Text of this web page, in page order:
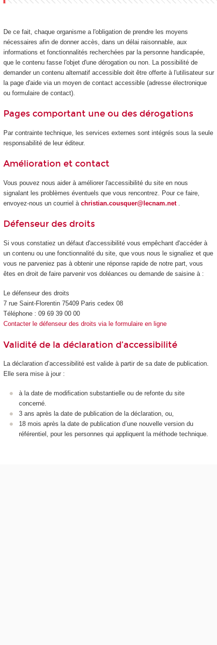
De ce fait, chaque organisme a l'obligation de prendre les moyens
nécessaires afin de donner accès, dans un délai raisonnable, aux
informations et fonctionnalités recherchées par la personne handicapée,
que le contenu fasse l'objet d'une dérogation ou non. La possibilité de
demander un contenu alternatif accessible doit être offerte à l'utilisateur sur
la page d'aide via un moyen de contact accessible (adresse électronique
ou formulaire de contact).
Pages comportant une ou des dérogations
Par contrainte technique, les services externes sont intégrés sous la seule
responsabilité de leur éditeur.
Amélioration et contact
Vous pouvez nous aider à améliorer l'accessibilité du site en nous
signalant les problèmes éventuels que vous rencontrez. Pour ce faire,
envoyez-nous un courriel à christian.cousquer@lecnam.net
Défenseur des droits
Si vous constatiez un défaut d'accessibilité vous empêchant d'accéder à
un contenu ou une fonctionnalité du site, que vous nous le signaliez et que
vous ne parveniez pas à obtenir une réponse rapide de notre part, vous
êtes en droit de faire parvenir vos doléances ou demande de saisine à :
Le défenseur des droits
7 rue Saint-Florentin 75409 Paris cedex 08
Téléphone : 09 69 39 00 00
Contacter le défenseur des droits via le formulaire en ligne
Validité de la déclaration d’accessibilité
La déclaration d’accessibilité est valide à partir de sa date de publication.
Elle sera mise à jour :
à la date de modification substantielle ou de refonte du site
concerné.
3 ans après la date de publication de la déclaration, ou,
18 mois après la date de publication d’une nouvelle version du
référentiel, pour les personnes qui appliquent la méthode technique.